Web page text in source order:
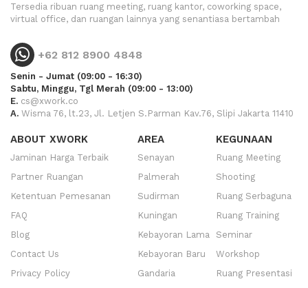
Tersedia ribuan ruang meeting, ruang kantor, coworking space,
virtual office, dan ruangan lainnya yang senantiasa bertambah
+62 812 8900 4848
Senin - Jumat (09:00 - 16:30)
Sabtu, Minggu, Tgl Merah (09:00 - 13:00)
E. cs@xwork.co
A. Wisma 76, lt.23, Jl. Letjen S.Parman Kav.76, Slipi Jakarta 11410
ABOUT XWORK
Jaminan Harga Terbaik
Partner Ruangan
Ketentuan Pemesanan
FAQ
Blog
Contact Us
Privacy Policy
AREA
Senayan
Palmerah
Sudirman
Kuningan
Kebayoran Lama
Kebayoran Baru
Gandaria
KEGUNAAN
Ruang Meeting
Shooting
Ruang Serbaguna
Ruang Training
Seminar
Workshop
Ruang Presentasi